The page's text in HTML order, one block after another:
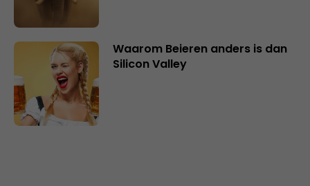
Waarom Beieren anders is dan
Silicon Valley